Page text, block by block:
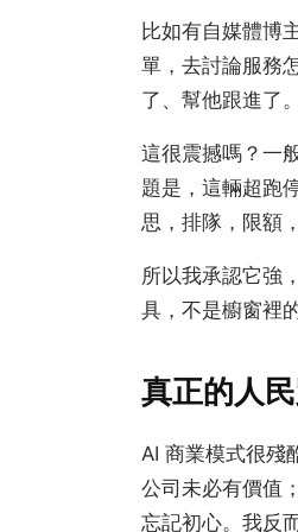
比如有自媒體博
單，去討論服務
了、幫他跟進了
這很震撼嗎？一
題是，這輛超跑
思，排隊，限額
所以我承認它強
具，不是櫥窗裡
真正的人
AI 商業模式很殘
公司未必有價值
忘記初心。我反